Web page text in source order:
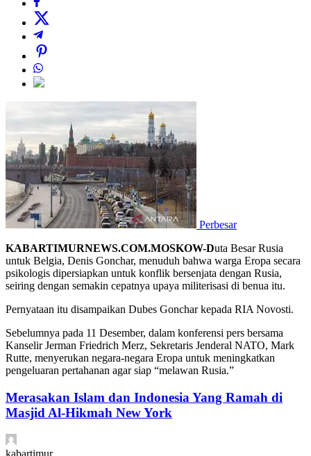
Perbesar
KABARTIMURNEWS.COM.MOSKOW-Duta Besar Rusia
untuk Belgia, Denis Gonchar, menuduh bahwa warga Eropa secara
psikologis dipersiapkan untuk konflik bersenjata dengan Rusia,
seiring dengan semakin cepatnya upaya militerisasi di benua itu.
Pernyataan itu disampaikan Dubes Gonchar kepada RIA Novosti.
Sebelumnya pada 11 Desember, dalam konferensi pers bersama
Kanselir Jerman Friedrich Merz, Sekretaris Jenderal NATO, Mark
Rutte, menyerukan negara-negara Eropa untuk meningkatkan
pengeluaran pertahanan agar siap “melawan Rusia.”
Merasakan Islam dan Indonesia Yang Ramah di
Masjid Al-Hikmah New York
kabartimur